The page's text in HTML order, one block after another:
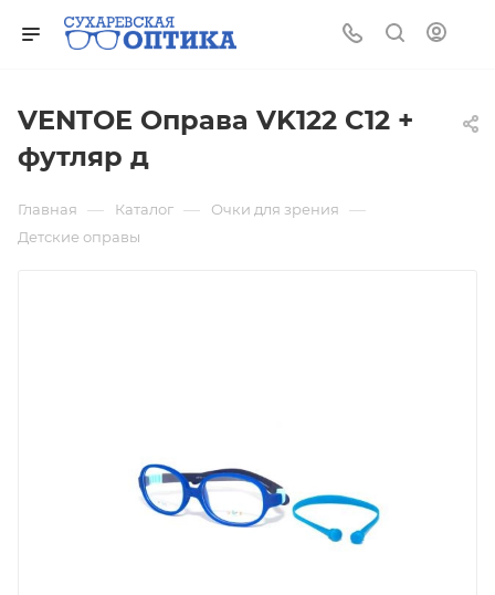
VENTOE Оправа VK122 C12 +
футляр д
Главная — Каталог — Очки для зрения —
Детские оправы